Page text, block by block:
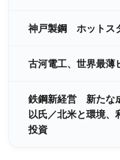
神戸製鋼 ホットス
古河電工、世界最
鉄鋼新経営 新たな
以氏／北米と環境、
投資